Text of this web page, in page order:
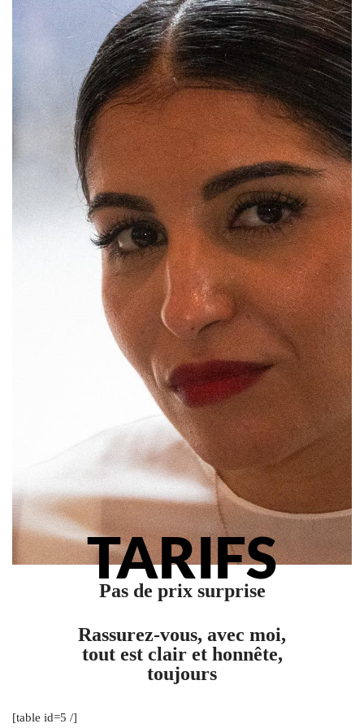
TARIFS
Pas de prix surprise
Rassurez-vous, avec moi,
tout est clair et honnête,
toujours
[table id=5 /]